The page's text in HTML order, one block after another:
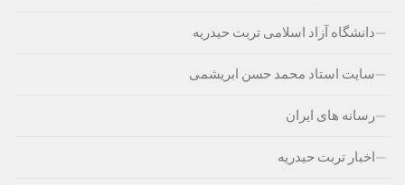
دانشگاه آزاد اسلامی تربت حیدریه
سایت استاد محمد حسن ابریشمی
رسانه های ایران
اخبار تربت حیدریه